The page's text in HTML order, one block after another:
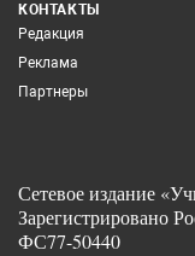
КОНТАКТЫ
Редакция
Реклама
Партнеры
Сетевое издание
Зарегистрировано
ФС77-50440